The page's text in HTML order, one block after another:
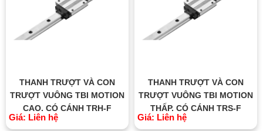
THANH TRƯỢT VÀ CON
TRƯỢT VUÔNG TBI MOTION
CAO, CÓ CÁNH TRH-F
Giá: Liên hệ
THANH TRƯỢT VÀ CON
TRƯỢT VUÔNG TBI MOTION
THẤP, CÓ CÁNH TRS-F
Giá: Liên hệ